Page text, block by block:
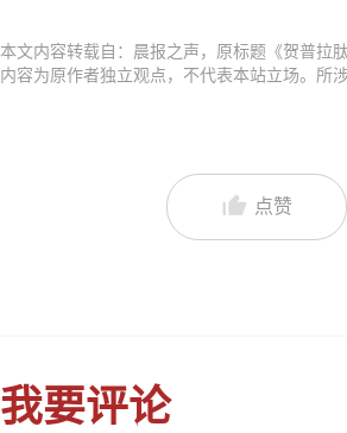
本文内容转载自：晨报之声，原标题《贺普拉
内容为原作者独立观点，不代表本站立场。所
点赞
我要评论